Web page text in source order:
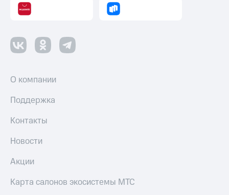
О компании
Поддержка
Контакты
Новости
Акции
Карта салонов экосистемы МТС